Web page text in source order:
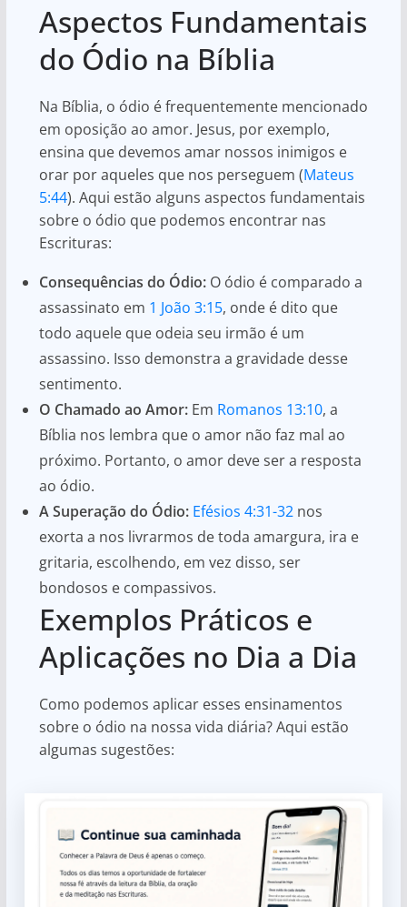
Aspectos Fundamentais
do Ódio na Bíblia
Na Bíblia, o ódio é frequentemente mencionado
em oposição ao amor. Jesus, por exemplo,
ensina que devemos amar nossos inimigos e
orar por aqueles que nos perseguem (Mateus
5:44). Aqui estão alguns aspectos fundamentais
sobre o ódio que podemos encontrar nas
Escrituras:
Consequências do Ódio:O ódio é comparado a
assassinato em 1 João 3:15, onde é dito que
todo aquele que odeia seu irmão é um
assassino. Isso demonstra a gravidade desse
sentimento.
O Chamado ao Amor:Em Romanos 13:10, a
Bíblia nos lembra que o amor não faz mal ao
próximo. Portanto, o amor deve ser a resposta
ao ódio.
A Superação do Ódio: Efésios 4:31-32nos
exorta a nos livrarmos de toda amargura, ira e
gritaria, escolhendo, em vez disso, ser
bondosos e compassivos.
Exemplos Práticos e
Aplicações no Dia a Dia
Como podemos aplicar esses ensinamentos
sobre o ódio na nossa vida diária? Aqui estão
algumas sugestões: